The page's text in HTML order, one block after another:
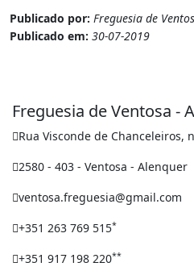
Publicado por: Freguesia de
Publicado em: 30-07-2019
Freguesia de Ventosa -
Rua Visconde de Chanceleiros,
2580 - 403 - Ventosa - Alenquer
ventosa.freguesia@gmail.com
+351 263 769 515*
+351 917 198 220**